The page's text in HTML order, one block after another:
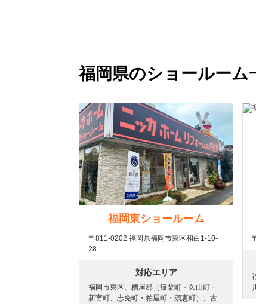
福岡県のショールーム
福岡東ショールーム
〒811-0202 福岡県福岡市東区和白1-10-
28
対応エリア
福岡市東区、糟屋郡（篠栗町・久山町・
新宮町、志免町・粕屋町・須恵町）、古